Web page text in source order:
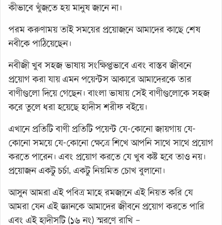
কীভাবে খুঁজতে হয় মানুষ জানে না।
পরম করুণাময় তাই সময়ের প্রয়োজনে আমাদের কাছে শেষ
নবীকে পাঠিয়েছেন।
নবীজী খুব সহজ ভাষায় সংক্ষিপ্তভাবে এবং বাস্তব জীবনে
প্রয়োগ করা যায় এমন পয়েন্টস আকারে আমাদেরকে তার
বাণীগুলো দিয়ে গেছেন। বাংলা ভাষায় সেই বাণীগুলোকে সহজ
করে তুলে ধরা হয়েছে হাদীস শরীফ বইয়ে।
এখানে প্রতিটি বাণী প্রতিটি পয়েন্ট যে-কোনো জায়গায় যে-
কোনো সময়ে যে-কোনো ক্ষেত্রে শিখে আপনি সাথে সাথে প্রয়োগ
করতে পারেন। এবং প্রয়োগ করতে যে খুব কষ্ট হবে তাও নয়।
প্রয়োজন একটু চর্চা, একটু নিয়মিত চোখ বুলানো।
আসুন আমরা এই পবিত্র মাহে রমজানে এই নিয়ত করি যে
আমরা যেন এই জ্ঞানকে আমাদের জীবনে প্রয়োগ করতে পারি
এবং এই হাদীসটি (১৬ নং) স্মরণে রাখি –